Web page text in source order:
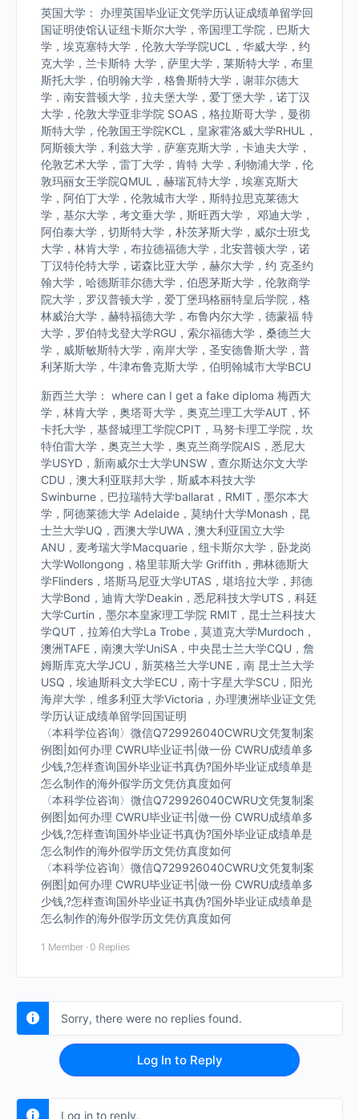
英国大学： 办理英国毕业证文凭学历认证成绩单留学回
国证明使馆认证纽卡斯尔大学，帝国理工学院，巴斯大
学，埃克塞特大学，伦敦大学学院UCL，华威大学，约
克大学，兰卡斯特 大学，萨里大学，莱斯特大学，布里
斯托大学，伯明翰大学，格鲁斯特大学，谢菲尔德大
学，南安普顿大学，拉夫堡大学，爱丁堡大学，诺丁汉
大学，伦敦大学亚非学院 SOAS，格拉斯哥大学，曼彻
斯特大学，伦敦国王学院KCL，皇家霍洛威大学RHUL，
阿斯顿大学，利兹大学，萨塞克斯大学，卡迪夫大学，
伦敦艺术大学，雷丁大学，肯特 大学，利物浦大学，伦
敦玛丽女王学院QMUL，赫瑞瓦特大学，埃塞克斯大
学，阿伯丁大学，伦敦城市大学，斯特拉思克莱德大
学，基尔大学，考文垂大学，斯旺西大学， 邓迪大学，
阿伯泰大学，切斯特大学，朴茨茅斯大学，威尔士班戈
大学，林肯大学，布拉德福德大学，北安普顿大学，诺
丁汉特伦特大学，诺森比亚大学，赫尔大学，约 克圣约
翰大学，哈德斯菲尔德大学，伯恩茅斯大学，伦敦商学
院大学，罗汉普顿大学，爱丁堡玛格丽特皇后学院，格
林威治大学，赫特福德大学，布鲁内尔大学，德蒙福 特
大学，罗伯特戈登大学RGU，索尔福德大学，桑德兰大
学，威斯敏斯特大学，南岸大学，圣安德鲁斯大学，普
利茅斯大学，牛津布鲁克斯大学，伯明翰城市大学BCU
新西兰大学： where can I get a fake diploma 梅西大
学，林肯大学，奥塔哥大学，奥克兰理工大学AUT，怀
卡托大学，基督城理工学院CPIT，马努卡理工学院，坎
特伯雷大学，奥克兰大学，奥克兰商学院AIS，悉尼大
学USYD，新南威尔士大学UNSW，查尔斯达尔文大学
CDU，澳大利亚联邦大学，斯威本科技大学
Swinburne，巴拉瑞特大学ballarat，RMIT，墨尔本大
学，阿德莱德大学 Adelaide，莫纳什大学Monash，昆
士兰大学UQ，西澳大学UWA，澳大利亚国立大学
ANU，麦考瑞大学Macquarie，纽卡斯尔大学，卧龙岗
大学Wollongong，格里菲斯大学 Griffith，弗林德斯大
学Flinders，塔斯马尼亚大学UTAS，堪培拉大学，邦德
大学Bond，迪肯大学Deakin，悉尼科技大学UTS，科廷
大学Curtin，墨尔本皇家理工学院 RMIT，昆士兰科技大
学QUT，拉筹伯大学La Trobe，莫道克大学Murdoch，
澳洲TAFE，南澳大学UniSA，中央昆士兰大学CQU，詹
姆斯库克大学JCU，新英格兰大学UNE，南 昆士兰大学
USQ，埃迪斯科文大学ECU，南十字星大学SCU，阳光
海岸大学，维多利亚大学Victoria，办理澳洲毕业证文凭
学历认证成绩单留学回国证明
〈本科学位咨询〉微信Q729926040CWRU文凭复制案
例图|如何办理 CWRU毕业证书|做一份 CWRU成绩单多
少钱,?怎样查询国外毕业证书真伪?国外毕业证成绩单是
怎么制作的海外假学历文凭仿真度如何
〈本科学位咨询〉微信Q729926040CWRU文凭复制案
例图|如何办理 CWRU毕业证书|做一份 CWRU成绩单多
少钱,?怎样查询国外毕业证书真伪?国外毕业证成绩单是
怎么制作的海外假学历文凭仿真度如何
〈本科学位咨询〉微信Q729926040CWRU文凭复制案
例图|如何办理 CWRU毕业证书|做一份 CWRU成绩单多
少钱,?怎样查询国外毕业证书真伪?国外毕业证成绩单是
怎么制作的海外假学历文凭仿真度如何
1 Member · 0 Replies
Sorry, there were no replies found.
Log In to Reply
Log in to reply.